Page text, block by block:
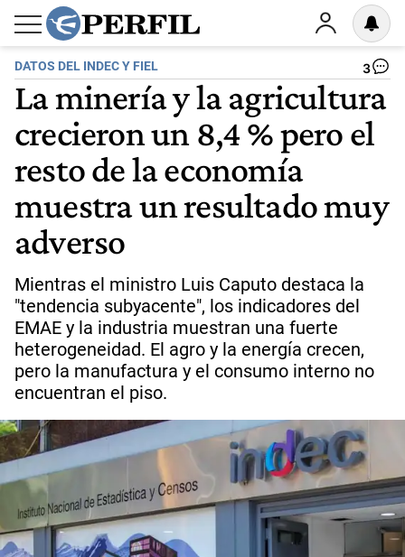
DATOS DEL INDEC Y FIEL 3
La minería y la agricultura
crecieron un 8,4 % pero el
resto de la economía
muestra un resultado muy
adverso
Mientras el ministro Luis Caputo destaca la
"tendencia subyacente", los indicadores del
EMAE y la industria muestran una fuerte
heterogeneidad. El agro y la energía crecen,
pero la manufactura y el consumo interno no
encuentran el piso.